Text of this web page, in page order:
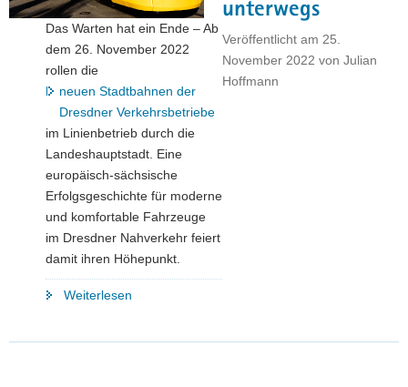
a
unterwegs
Veröffentlicht am 25.
November 2022 von Julian
Hoffmann
Das Warten hat ein Ende – Ab
dem 26. November 2022
rollen die
neuen Stadtbahnen der
Dresdner Verkehrsbetriebe
im Linienbetrieb durch die
Landeshauptstadt. Eine
europäisch-sächsische
Erfolgsgeschichte für moderne
und komfortable Fahrzeuge
im Dresdner Nahverkehr feiert
damit ihren Höhepunkt.
Weiterlesen